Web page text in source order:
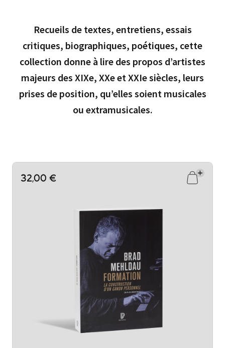
Recueils de textes, entretiens, essais
critiques, biographiques, poétiques, cette
collection donne à lire des propos d’artistes
majeurs des XIXe, XXe et XXIe siècles, leurs
prises de position, qu’elles soient musicales
ou extramusicales.
32,00 €